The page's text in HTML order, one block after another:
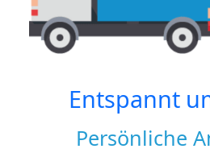
Entspannt
Persönliche